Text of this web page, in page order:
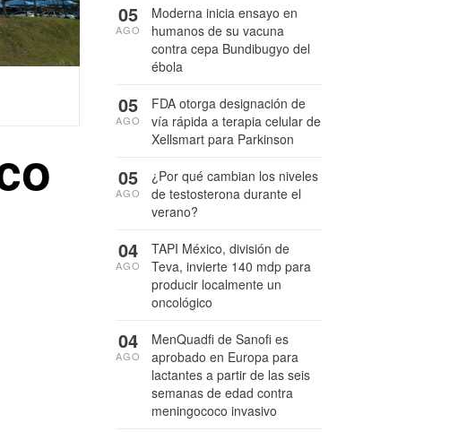
Moderna inicia ensayo en
humanos de su vacuna
contra cepa Bundibugyo del
ébola
05
AGO
FDA otorga designación de
vía rápida a terapia celular de
Xellsmart para Parkinson
05
AGO
¿Por qué cambian los niveles
de testosterona durante el
verano?
05
AGO
TAPI México, división de
Teva, invierte 140 mdp para
producir localmente un
oncológico
04
AGO
MenQuadfi de Sanofi es
aprobado en Europa para
lactantes a partir de las seis
semanas de edad contra
meningococo invasivo
04
AGO